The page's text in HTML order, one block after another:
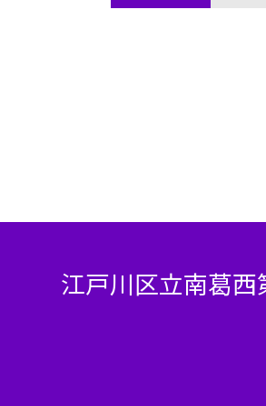
江戸川区立南葛西